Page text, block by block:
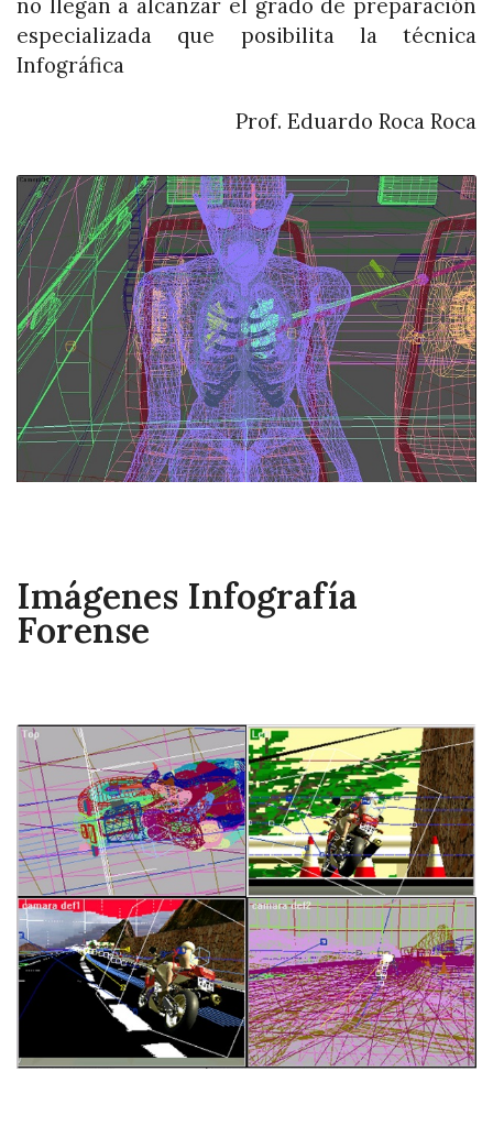
no llegan a alcanzar el grado de preparación
especializada que posibilita la técnica
Infográfica
Prof. Eduardo Roca Roca
Imágenes Infografía
Forense